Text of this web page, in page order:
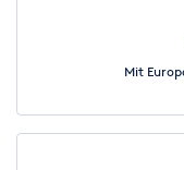
Mit